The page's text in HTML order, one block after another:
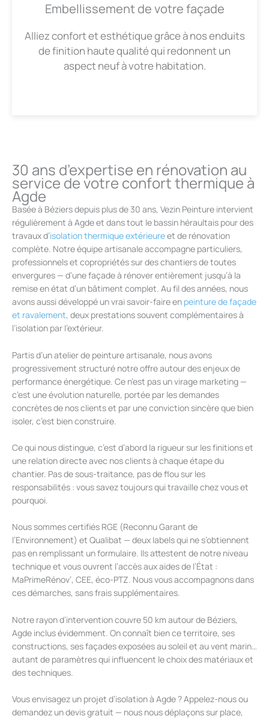
Embellissement de votre façade
Alliez confort et esthétique grâce à nos enduits
de finition haute qualité qui redonnent un
aspect neuf à votre habitation.
30 ans d’expertise en rénovation au
service de votre confort thermique à
Agde
Basée à Béziers depuis plus de 30 ans, Vezin Peinture intervient
régulièrement à Agde et dans tout le bassin héraultais pour des
travaux d’isolation thermique extérieureet de rénovation
complète. Notre équipe artisanale accompagne particuliers,
professionnels et copropriétés sur des chantiers de toutes
envergures — d’une façade à rénover entièrement jusqu’à la
remise en état d’un bâtiment complet. Au fil des années, nous
avons aussi développé un vrai savoir-faire en peinture de façade
et ravalement, deux prestations souvent complémentaires à
l’isolation par l’extérieur.
Partis d’un atelier de peinture artisanale, nous avons
progressivement structuré notre offre autour des enjeux de
performance énergétique. Ce n’est pas un virage marketing —
c’est une évolution naturelle, portée par les demandes
concrètes de nos clients et par une conviction sincère que bien
isoler, c’est bien construire.
Ce qui nous distingue, c’est d’abord la rigueur sur les finitions et
une relation directe avec nos clients à chaque étape du
chantier. Pas de sous-traitance, pas de flou sur les
responsabilités : vous savez toujours qui travaille chez vous et
pourquoi.
Nous sommes certifiés RGE (Reconnu Garant de
l’Environnement) et Qualibat — deux labels qui ne s’obtiennent
pas en remplissant un formulaire. Ils attestent de notre niveau
technique et vous ouvrent l’accès aux aides de l’État :
MaPrimeRénov’, CEE, éco-PTZ. Nous vous accompagnons dans
ces démarches, sans frais supplémentaires.
Notre rayon d’intervention couvre 50 km autour de Béziers,
Agde inclus évidemment. On connaît bien ce territoire, ses
constructions, ses façades exposées au soleil et au vent marin…
autant de paramètres qui influencent le choix des matériaux et
des techniques.
Vous envisagez un projet d’isolation à Agde ? Appelez-nous ou
demandez un devis gratuit — nous nous déplaçons sur place,